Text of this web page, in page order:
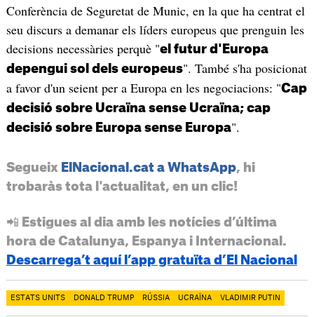
Conferència de Seguretat de Munic, en la que ha centrat el
seu discurs a demanar els líders europeus que prenguin les
decisions necessàries perquè "el futur d'Europa
depengui sol dels europeus". També s'ha posicionat
a favor d'un seient per a Europa en les negociacions: "Cap
decisió sobre Ucraïna sense Ucraïna; cap
decisió sobre Europa sense Europa".
Segueix ElNacional.cat a WhatsApp, hi
trobaràs tota l'actualitat, en un clic!
📲 Estigues al dia amb les notícies d’última
hora de Catalunya, Espanya i Internacional.
Descarrega’t aquí l’app gratuïta d’El Nacional
ESTATS UNITS DONALD TRUMP RÚSSIA UCRAÏNA VLADIMIR PUTIN